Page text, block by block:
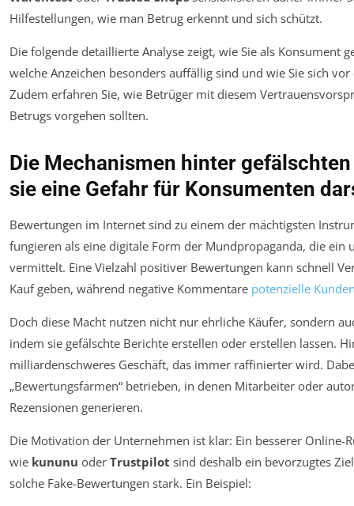
Hilfestellungen, wie man Betrug erkennt und sich schützt.
Die folgende detaillierte Analyse zeigt, wie Sie als Konsument
welche Anzeichen besonders auffällig sind und wie Sie sich
Zudem erfahren Sie, wie Betrüger mit diesem
Betrugs vorgehen sollten.
Die Mechanismen hinter
sie eine Gefahr für Konsumenten
Bewertungen im Internet sind zu einem der mächtigsten
fungieren als eine digitale Form der Mundpropaganda, die
vermittelt. Eine Vielzahl positiver Bewertungen kann schnell
Kauf geben, während negative Kommentare potenzielle
Doch diese Macht nutzen nicht nur ehrliche Käufer, sondern
indem sie gefälschte Berichte erstellen oder erstellen lassen.
milliardenschweres Geschäft, das immer raffinierter wird.
„Bewertungsfarmen“ betrieben, in denen Mitarbeiter oder
Rezensionen generieren.
Die Motivation der Unternehmen ist klar: Ein besserer
wie kununu oder Trustpilot sind deshalb ein bevorzugtes
solche Fake-Bewertungen stark. Ein Beispiel: